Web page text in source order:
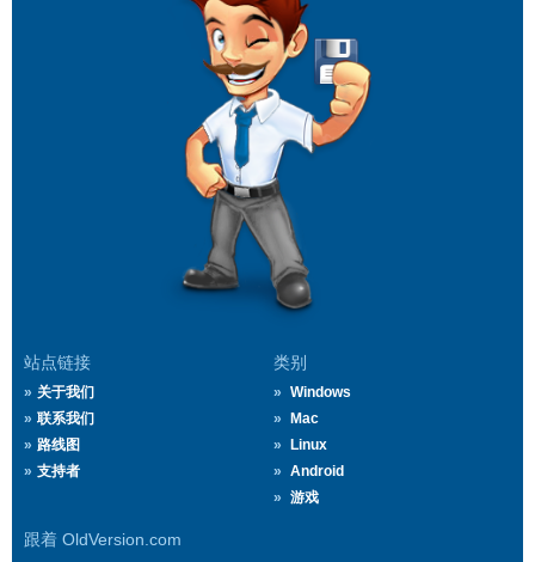
站点链接
关于我们
联系我们
路线图
支持者
类别
Windows
Mac
Linux
Android
游戏
跟着 OldVersion.com